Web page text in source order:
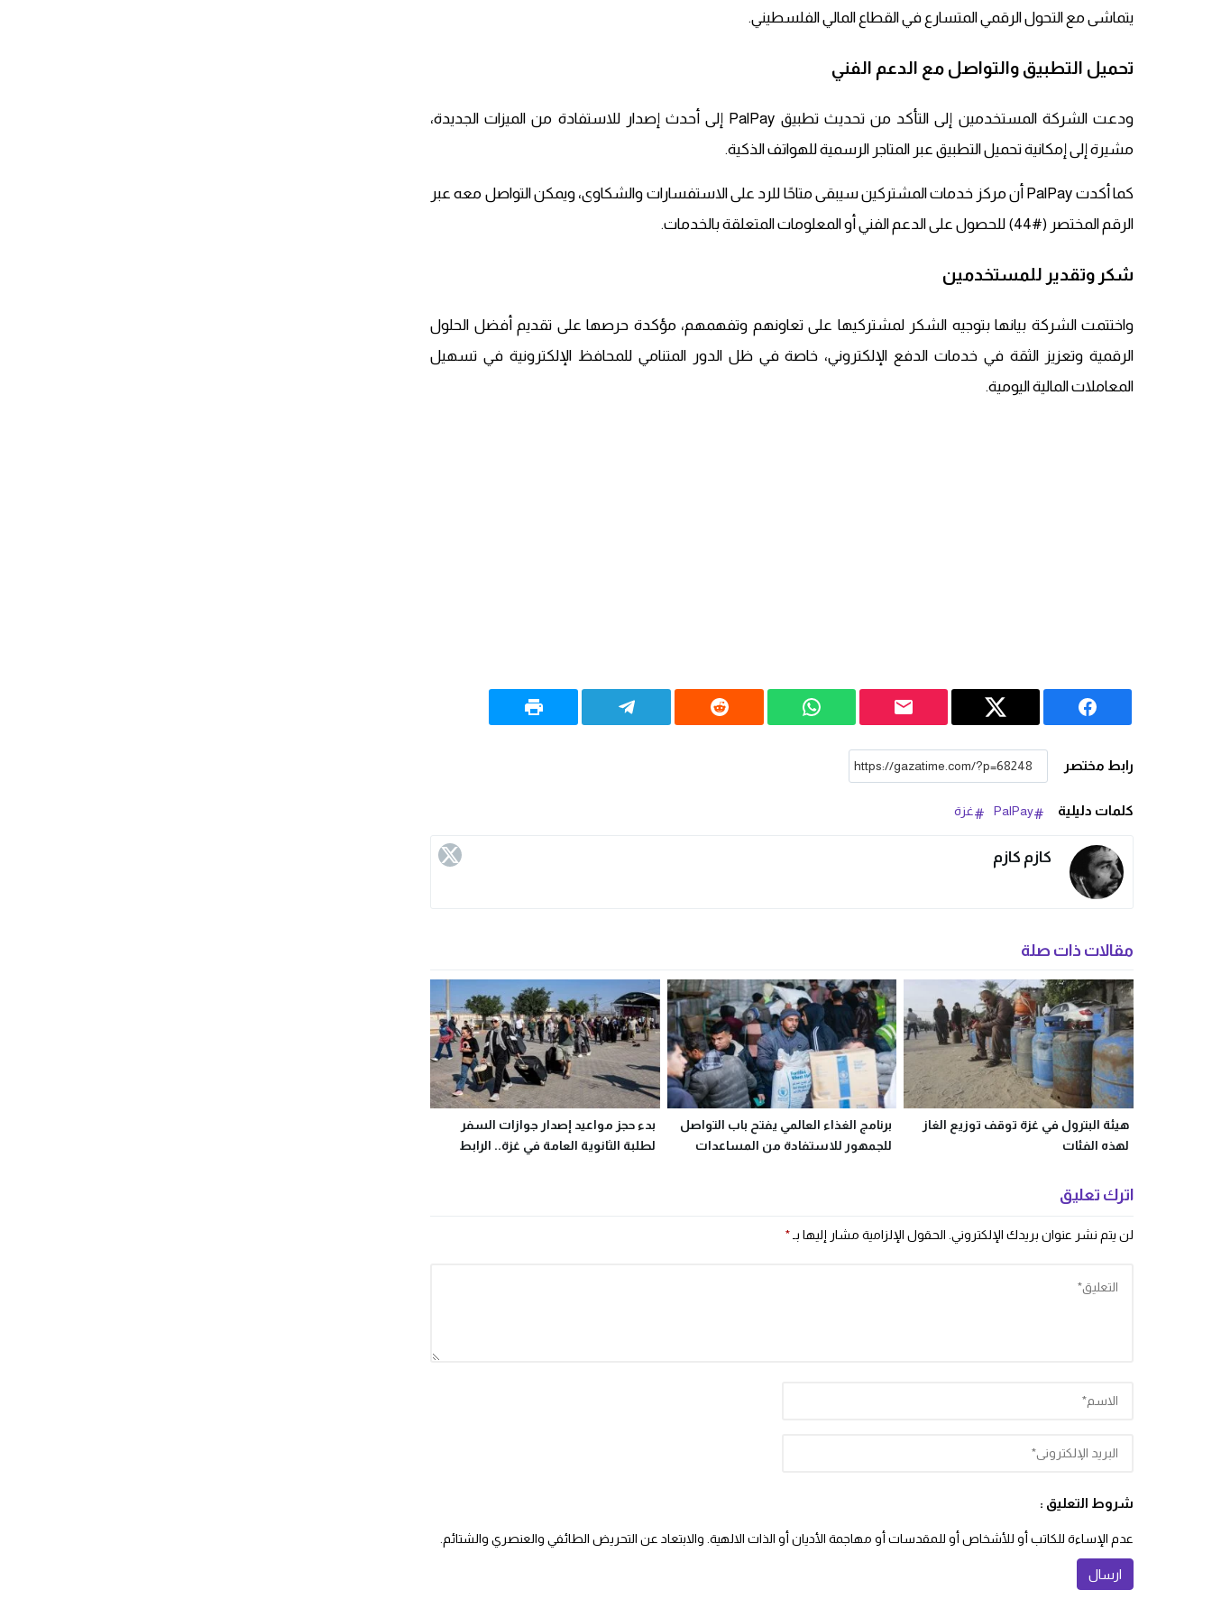
يتماشى مع التحول الرقمي المتسارع في القطاع المالي الفلسطيني.
تحميل التطبيق والتواصل مع الدعم الفني
ودعت الشركة المستخدمين إلى التأكد من تحديث تطبيق PalPay إلى أحدث إصدار للاستفادة من الميزات الجديدة،
مشيرة إلى إمكانية تحميل التطبيق عبر المتاجر الرسمية للهواتف الذكية.
كما أكدت PalPay أن مركز خدمات المشتركين سيبقى متاحًا للرد على الاستفسارات والشكاوى، ويمكن التواصل معه عبر
الرقم المختصر (#44) للحصول على الدعم الفني أو المعلومات المتعلقة بالخدمات.
شكر وتقدير للمستخدمين
واختتمت الشركة بيانها بتوجيه الشكر لمشتركيها على تعاونهم وتفهمهم، مؤكدة حرصها على تقديم أفضل الحلول
الرقمية وتعزيز الثقة في خدمات الدفع الإلكتروني، خاصة في ظل الدور المتنامي للمحافظ الإلكترونية في تسهيل
المعاملات المالية اليومية.
رابط مختصر
كلمات دليلية PalPay غزة
كازم كازم
مقالات ذات صلة
هيئة البترول في غزة توقف توزيع الغاز
لهذه الفئات
برنامج الغذاء العالمي يفتح باب التواصل
للجمهور للاستفادة من المساعدات
بدء حجز مواعيد إصدار جوازات السفر
لطلبة الثانوية العامة في غزة.. الرابط
اترك تعليق
لن يتم نشر عنوان بريدك الإلكتروني. الحقول الإلزامية مشار إليها بـ *
شروط التعليق :
عدم الإساءة للكاتب أو للأشخاص أو للمقدسات أو مهاجمة الأديان أو الذات الالهية. والابتعاد عن التحريض الطائفي والعنصري والشتائم.